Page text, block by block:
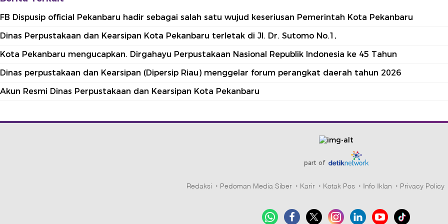
FB Dispusip official Pekanbaru hadir sebagai salah satu wujud keseriusan Pemerintah Kota Pekanbaru
Dinas Perpustakaan dan Kearsipan Kota Pekanbaru terletak di Jl. Dr. Sutomo No.1,
Kota Pekanbaru mengucapkan. Dirgahayu Perpustakaan Nasional Republik Indonesia ke 45 Tahun
Dinas perpustakaan dan Kearsipan (Dipersip Riau) menggelar forum perangkat daerah tahun 2026
Akun Resmi Dinas Perpustakaan dan Kearsipan Kota Pekanbaru
part of
Redaksi Pedoman Media Siber Karir Kotak Pos Info Iklan Privacy Policy